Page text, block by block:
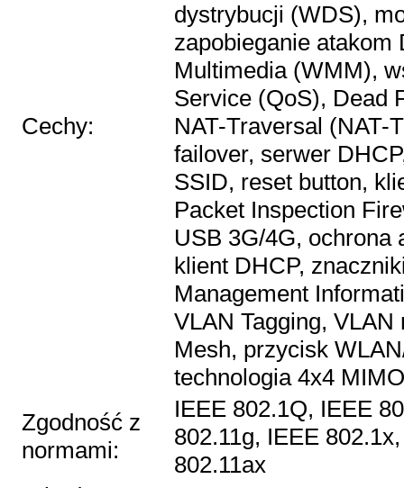
Cechy:
dystrybucji (WDS),
zapobieganie atakom
Multimedia (WMM),
Service (QoS), Dead
NAT-Traversal (NAT-
failover, serwer
SSID, reset button,
Packet Inspection
USB 3G/4G, ochrona
klient DHCP,
Management
VLAN Tagging, VLAN
Mesh, przycisk
technologia 4x4
Zgodność z
normami:
IEEE 802.1Q, IEEE
802.11g, IEEE
802.11ax